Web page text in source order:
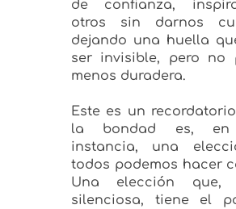
de confianza,
otros sin darnos
dejando una huella
ser invisible, pero no
menos duradera.
Este es un
la bondad es, en
instancia, una
todos podemos hacer
Una elección que,
silenciosa, tiene el